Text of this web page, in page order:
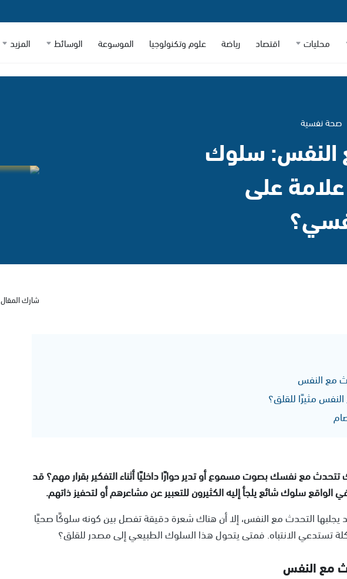
محليات اقتصاد رياضة علوم وتكنولوجيا الموسوعة الوسائط المزيد
صحة نفسية
النفس: سلوك
على
شارك المقال
مع النفس
مثيرًا للقلق؟
مع نفسك بصوت مسموع أو تدير حوارًا داخليًا أثناء التفكير بقرار مهم؟ قد
الواقع سلوك شائع يلجأ إليه الكثيرون للتعبير عن مشاعرهم أو لتحفيز ذاتهم.
يجلبها التحدث مع النفس، إلا أن هناك شعرة دقيقة تفصل بين كونه سلوكًا صحيًا
تستدعي الانتباه. فمتى يتحول هذا السلوك الطبيعي إلى مصدر للقلق؟
مع النفس